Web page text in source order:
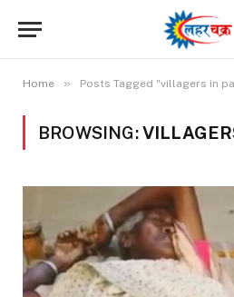
Home » Posts Tagged "villagers in
BROWSING: